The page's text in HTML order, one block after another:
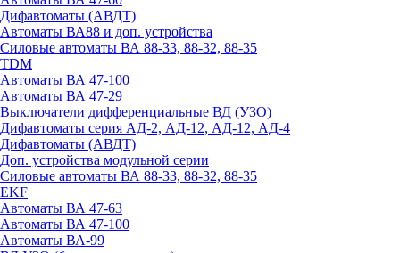
Дифавтоматы (АВДТ)
Автоматы ВА88 и доп. устройства
Силовые автоматы ВА 88-33, 88-32, 88-35
TDM
Автоматы ВА 47-100
Автоматы ВА 47-29
Выключатели дифференциальные ВД (УЗО)
Дифавтоматы серия АД-2, АД-12, АД-12, АД-4
Дифавтоматы (АВДТ)
Доп. устройства модульной серии
Силовые автоматы ВА 88-33, 88-32, 88-35
EKF
Автоматы ВА 47-63
Автоматы ВА 47-100
Автоматы ВА-99